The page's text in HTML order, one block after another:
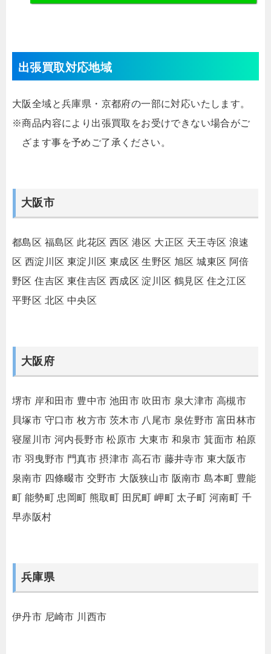
出張買取対応地域
大阪全域と兵庫県・京都府の一部に対応いたします。
※商品内容により出張買取をお受けできない場合がご
ざます事を予めご了承ください。
大阪市
都島区 福島区 此花区 西区 港区 大正区 天王寺区 浪速
区 西淀川区 東淀川区 東成区 生野区 旭区 城東区 阿倍
野区 住吉区 東住吉区 西成区 淀川区 鶴見区 住之江区
平野区 北区 中央区
大阪府
堺市 岸和田市 豊中市 池田市 吹田市 泉大津市 高槻市
貝塚市 守口市 枚方市 茨木市 八尾市 泉佐野市 富田林市
寝屋川市 河内長野市 松原市 大東市 和泉市 箕面市 柏原
市 羽曳野市 門真市 摂津市 高石市 藤井寺市 東大阪市
泉南市 四條畷市 交野市 大阪狭山市 阪南市 島本町 豊能
町 能勢町 忠岡町 熊取町 田尻町 岬町 太子町 河南町 千
早赤阪村
兵庫県
伊丹市 尼崎市 川西市